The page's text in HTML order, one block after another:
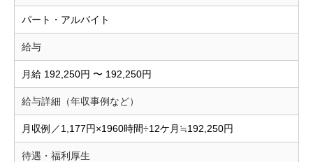
パート・アルバイト
給与
月給 192,250円 〜 192,250円
給与詳細（年収事例など）
月収例／1,177円×1960時間÷12ケ月≒192,250円
待遇・福利厚生